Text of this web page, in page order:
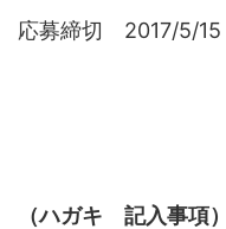
応募締切 2017/5/15
（ハガキ 記入事項）